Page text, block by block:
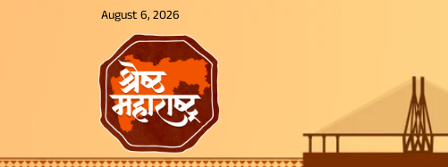
August 6, 2026